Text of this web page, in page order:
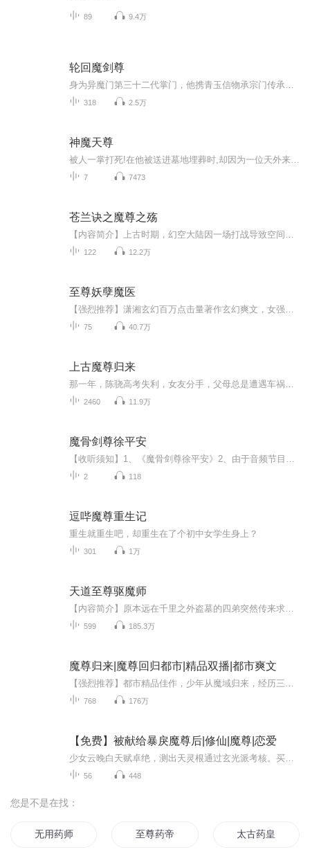
89 9.4万
轮回魔剑尊
318 2.5万
神魔天尊
7 7473
苍兰诀之魔尊之殇
122 12.2万
至尊妖孽魔医
75 40.7万
上古魔尊归来
2460 11.9万
魔骨剑尊徐平安
2 118
逗哔魔尊重生记
重生就重生吧，却重生在了个初中女学生身上？
301 1万
天道至尊驱魔师
599 185.3万
魔尊归来|魔尊回归都市|精品双播|都市爽文
768 176万
【免费】被献给暴戾魔尊后|修仙|魔尊|恋爱
56 448
您是不是在找：
无用药师 至尊药帝 太古药皇